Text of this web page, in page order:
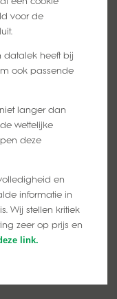
voor de
datalek heeft bij
ook passende
langer dan
wettelijke
deze
en
informatie in
Wij stellen kritiek
zeer op prijs en
link.